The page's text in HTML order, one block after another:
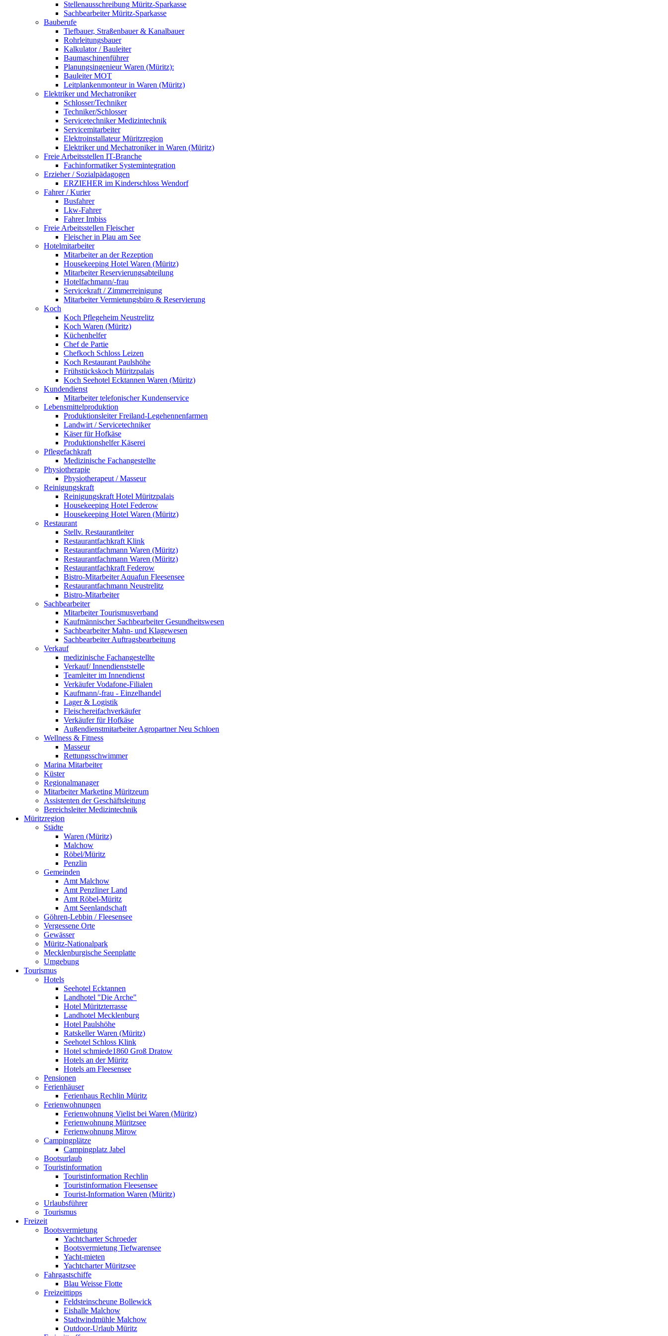
Stellenausschreibung Müritz-Sparkasse
Sachbearbeiter Müritz-Sparkasse
Bauberufe
Tiefbauer, Straßenbauer & Kanalbauer
Rohrleitungsbauer
Kalkulator / Bauleiter
Baumaschinenführer
Planungsingenieur Waren (Müritz):
Bauleiter MOT
Leitplankenmonteur in Waren (Müritz)
Elektriker und Mechatroniker
Schlosser/Techniker
Techniker/Schlosser
Servicetechniker Medizintechnik
Servicemitarbeiter
Elektroinstallateur Müritzregion
Elektriker und Mechatroniker in Waren (Müritz)
Freie Arbeitsstellen IT-Branche
Fachinformatiker Systemintegration
Erzieher / Sozialpädagogen
ERZIEHER im Kinderschloss Wendorf
Fahrer / Kurier
Busfahrer
Lkw-Fahrer
Fahrer Imbiss
Freie Arbeitsstellen Fleischer
Fleischer in Plau am See
Hotelmitarbeiter
Mitarbeiter an der Rezeption
Housekeeping Hotel Waren (Müritz)
Mitarbeiter Reservierungsabteilung
Hotelfachmann/-frau
Servicekraft / Zimmerreinigung
Mitarbeiter Vermietungsbüro & Reservierung
Koch
Koch Pflegeheim Neustrelitz
Koch Waren (Müritz)
Küchenhelfer
Chef de Partie
Chefkoch Schloss Leizen
Koch Restaurant Paulshöhe
Frühstückskoch Müritzpalais
Koch Seehotel Ecktannen Waren (Müritz)
Kundendienst
Mitarbeiter telefonischer Kundenservice
Lebensmittelproduktion
Produktionsleiter Freiland-Legehennenfarmen
Landwirt / Servicetechniker
Käser für Hofkäse
Produktionshelfer Käserei
Pflegefachkraft
Medizinische Fachangestellte
Physiotherapie
Physiotherapeut / Masseur
Reinigungskraft
Reinigungskraft Hotel Müritzpalais
Housekeeping Hotel Federow
Housekeeping Hotel Waren (Müritz)
Restaurant
Stellv. Restaurantleiter
Restaurantfachkraft Klink
Restaurantfachmann Waren (Müritz)
Restaurantfachmann Waren (Müritz)
Restaurantfachkraft Federow
Bistro-Mitarbeiter Aquafun Fleesensee
Restaurantfachmann Neustrelitz
Bistro-Mitarbeiter
Sachbearbeiter
Mitarbeiter Tourismusverband
Kaufmännischer Sachbearbeiter Gesundheitswesen
Sachbearbeiter Mahn- und Klagewesen
Sachbearbeiter Auftragsbearbeitung
Verkauf
medizinische Fachangestellte
Verkauf/ Innendienststelle
Teamleiter im Innendienst
Verkäufer Vodafone-Filialen
Kaufmann/-frau - Einzelhandel
Lager & Logistik
Fleischereifachverkäufer
Verkäufer für Hofkäse
Außendienstmitarbeiter Agropartner Neu Schloen
Wellness & Fitness
Masseur
Rettungsschwimmer
Marina Mitarbeiter
Küster
Regionalmanager
Mitarbeiter Marketing Müritzeum
Assistenten der Geschäftsleitung
Bereichsleiter Medizintechnik
Müritzregion
Städte
Waren (Müritz)
Malchow
Röbel/Müritz
Penzlin
Gemeinden
Amt Malchow
Amt Penzliner Land
Amt Röbel-Müritz
Amt Seenlandschaft
Göhren-Lebbin / Fleesensee
Vergessene Orte
Gewässer
Müritz-Nationalpark
Mecklenburgische Seenplatte
Umgebung
Tourismus
Hotels
Seehotel Ecktannen
Landhotel "Die Arche"
Hotel Müritzterrasse
Landhotel Mecklenburg
Hotel Paulshöhe
Ratskeller Waren (Müritz)
Seehotel Schloss Klink
Hotel schmiede1860 Groß Dratow
Hotels an der Müritz
Hotels am Fleesensee
Pensionen
Ferienhäuser
Ferienhaus Rechlin Müritz
Ferienwohnungen
Ferienwohnung Vielist bei Waren (Müritz)
Ferienwohnung Müritzsee
Ferienwohnung Mirow
Campingplätze
Campingplatz Jabel
Bootsurlaub
Touristinformation
Touristinformation Rechlin
Touristinformation Fleesensee
Tourist-Information Waren (Müritz)
Urlaubsführer
Tourismus
Freizeit
Bootsvermietung
Yachtcharter Schroeder
Bootsvermietung Tiefwarensee
Yacht-mieten
Yachtcharter Müritzsee
Fahrgastschiffe
Blau Weisse Flotte
Freizeittipps
Feldsteinscheune Bollewick
Eishalle Malchow
Stadtwindmühle Malchow
Outdoor-Urlaub Müritz